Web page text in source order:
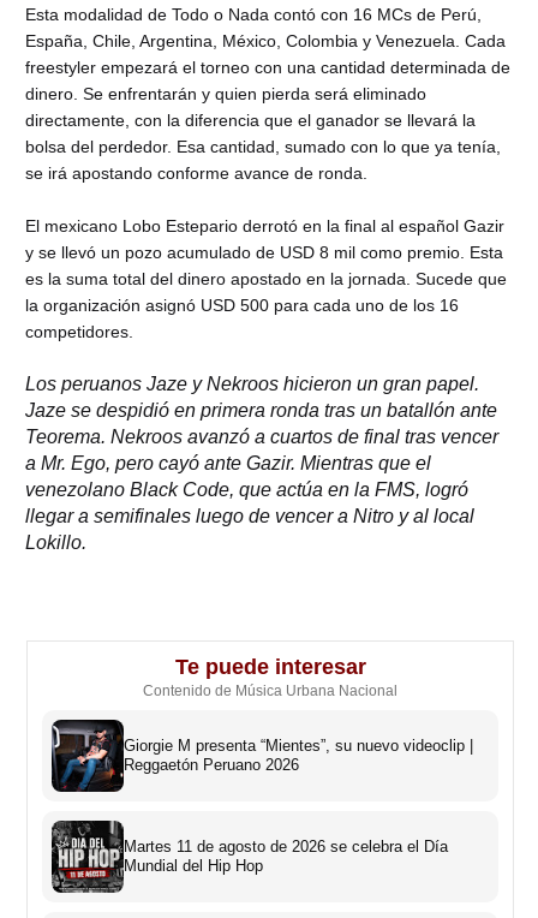
Esta modalidad de Todo o Nada contó con 16 MCs de Perú,
España, Chile, Argentina, México, Colombia y Venezuela. Cada
freestyler empezará el torneo con una cantidad determinada de
dinero. Se enfrentarán y quien pierda será eliminado
directamente, con la diferencia que el ganador se llevará la
bolsa del perdedor. Esa cantidad, sumado con lo que ya tenía,
se irá apostando conforme avance de ronda.
El mexicano Lobo Estepario derrotó en la final al español Gazir
y se llevó un pozo acumulado de USD 8 mil como premio. Esta
es la suma total del dinero apostado en la jornada. Sucede que
la organización asignó USD 500 para cada uno de los 16
competidores.
Los peruanos Jaze y Nekroos hicieron un gran papel.
Jaze se despidió en primera ronda tras un batallón ante
Teorema. Nekroos avanzó a cuartos de final tras vencer
a Mr. Ego, pero cayó ante Gazir. Mientras que el
venezolano Black Code, que actúa en la FMS, logró
llegar a semifinales luego de vencer a Nitro y al local
Lokillo.
Te puede interesar
Contenido de Música Urbana Nacional
Giorgie M presenta “Mientes”, su nuevo videoclip |
Reggaetón Peruano 2026
Martes 11 de agosto de 2026 se celebra el Día
Mundial del Hip Hop